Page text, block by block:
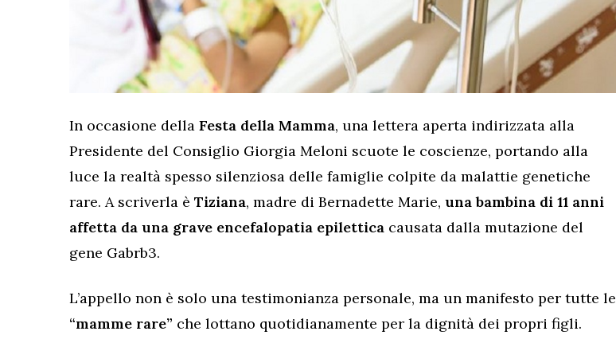
In occasione della Festa della Mamma, una lettera aperta indirizzata alla
Presidente del Consiglio Giorgia Meloni scuote le coscienze, portando alla
luce la realtà spesso silenziosa delle famiglie colpite da malattie genetiche
rare. A scriverla è Tiziana, madre di Bernadette Marie, una bambina di 11 anni
affetta da una grave encefalopatia epilettica causata dalla mutazione del
gene Gabrb3.
L’appello non è solo una testimonianza personale, ma un manifesto per tutte le
“mamme rare” che lottano quotidianamente per la dignità dei propri figli.